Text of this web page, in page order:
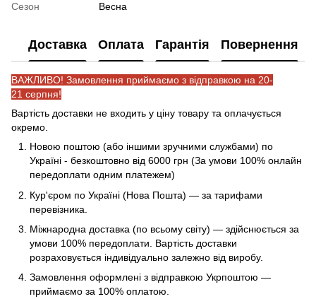
Сезон
Весна
Доставка Оплата Гарантія Повернення
ВАЖЛИВО! Замовлення приймаємо з відправкою на 20-
21 серпня!
Вартість доставки не входить у ціну товару та оплачується
окремо.
Новою поштою (або іншими зручними службами) по
Україні - безкоштовно від 6000 грн (За умови 100% онлайн
передоплати одним платежем)
Кур'єром по Україні (Нова Пошта) — за тарифами
перевізника.
Міжнародна доставка (по всьому світу) — здійснюється за
умови 100% передоплати. Вартість доставки
розраховується індивідуально залежно від виробу.
Замовлення оформлені з відправкою Укрпоштою —
приймаємо за 100% оплатою.